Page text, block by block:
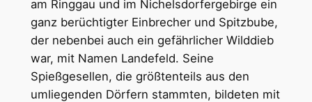
am Ringgau und im Nichelsdorfergebirge ein
ganz berüchtigter Einbrecher und Spitzbube,
der nebenbei auch ein gefährlicher Wilddieb
war, mit Namen Landefeld. Seine
Spießgesellen, die größtenteils aus den
umliegenden Dörfern stammten, bildeten mit